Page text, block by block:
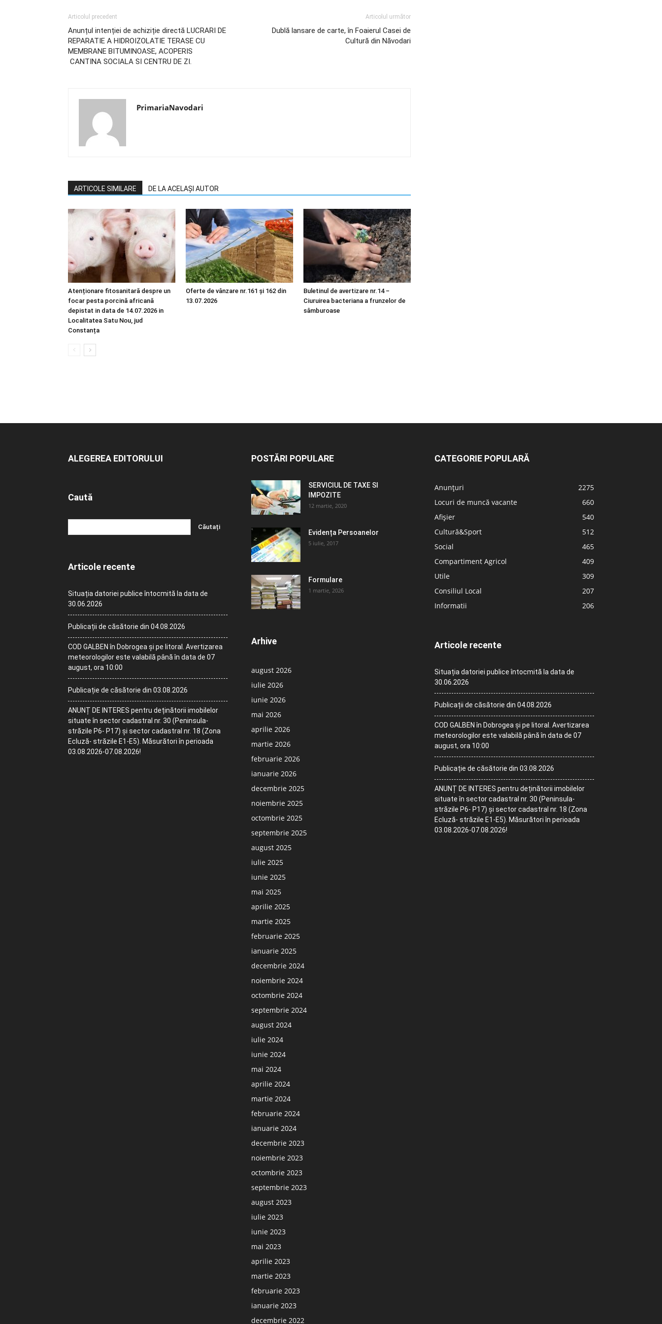
Articolul precedent
Anunțul intenției de achiziție directă LUCRARI DE
REPARATIE A HIDROIZOLATIE TERASE CU
MEMBRANE BITUMINOASE, ACOPERIS
CANTINA SOCIALA SI CENTRU DE ZI.
Articolul următor
Dublă lansare de carte, în Foaierul Casei de
Cultură din Năvodari
PrimariaNavodari
ARTICOLE SIMILARE DE LA ACELAȘI AUTOR
Atenționare fitosanitară despre un
focar pesta porcină africană
depistat in data de 14.07.2026 in
Localitatea Satu Nou, jud
Constanța
Oferte de vânzare nr.161 și 162 din
13.07.2026
Buletinul de avertizare nr.14 –
Ciuruirea bacteriana a frunzelor de
sâmburoase
ALEGEREA EDITORULUI
Caută
Articole recente
Situația datoriei publice întocmită la data de
30.06.2026
Publicații de căsătorie din 04.08.2026
COD GALBEN în Dobrogea și pe litoral. Avertizarea
meteorologilor este valabilă până în data de 07
august, ora 10:00
Publicație de căsătorie din 03.08.2026
ANUNȚ DE INTERES pentru deținătorii imobilelor
situate în sector cadastral nr. 30 (Peninsula-
străzile P6- P17) și sector cadastral nr. 18 (Zona
Ecluză- străzile E1-E5). Măsurători în perioada
03.08.2026-07.08.2026!
POSTĂRI POPULARE
SERVICIUL DE TAXE SI
IMPOZITE
12 martie, 2020
Evidența Persoanelor
5 iulie, 2017
Formulare
1 martie, 2026
Arhive
august 2026
iulie 2026
iunie 2026
mai 2026
aprilie 2026
martie 2026
februarie 2026
ianuarie 2026
decembrie 2025
noiembrie 2025
octombrie 2025
septembrie 2025
august 2025
iulie 2025
iunie 2025
mai 2025
aprilie 2025
martie 2025
februarie 2025
ianuarie 2025
decembrie 2024
noiembrie 2024
octombrie 2024
septembrie 2024
august 2024
iulie 2024
iunie 2024
mai 2024
aprilie 2024
martie 2024
februarie 2024
ianuarie 2024
decembrie 2023
noiembrie 2023
octombrie 2023
septembrie 2023
august 2023
iulie 2023
iunie 2023
mai 2023
aprilie 2023
martie 2023
februarie 2023
ianuarie 2023
decembrie 2022
CATEGORIE POPULARĂ
Anunțuri
2275
Locuri de muncă vacante
660
Afișier
540
Cultură&Sport
512
Social
465
Compartiment Agricol
409
Utile
309
Consiliul Local
207
Informatii
206
Articole recente
Situația datoriei publice întocmită la data de
30.06.2026
Publicații de căsătorie din 04.08.2026
COD GALBEN în Dobrogea și pe litoral. Avertizarea
meteorologilor este valabilă până în data de 07
august, ora 10:00
Publicație de căsătorie din 03.08.2026
ANUNȚ DE INTERES pentru deținătorii imobilelor
situate în sector cadastral nr. 30 (Peninsula-
străzile P6- P17) și sector cadastral nr. 18 (Zona
Ecluză- străzile E1-E5). Măsurători în perioada
03.08.2026-07.08.2026!